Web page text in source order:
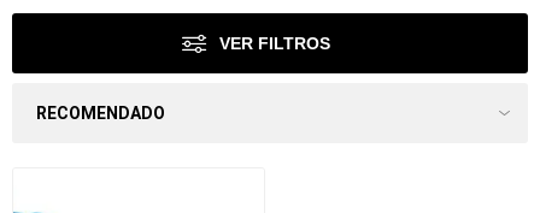
VER FILTROS